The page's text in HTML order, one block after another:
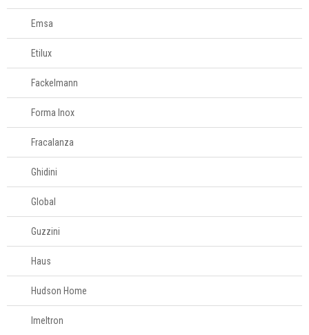
Emsa
Etilux
Fackelmann
Forma Inox
Fracalanza
Ghidini
Global
Guzzini
Haus
Hudson Home
Imeltron